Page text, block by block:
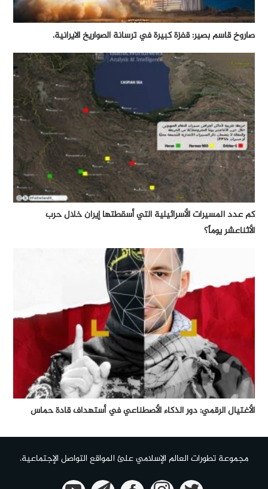
صاروخ قاسم بصير: قفزة كبيرة في ترسانة الصواريخ الايرانية.
كم عدد المسيرات الأسرائيلية التي أسقطتها إيران خلال حرب
الأثناعشر يوماً؟
الأغتيال الرقمي: دور الذكاء الأصطناعي في أستهداف قادة حماس
مجموعة تطورات العالم الإسلامي علئ المواقع التواصل الإجتماعية.